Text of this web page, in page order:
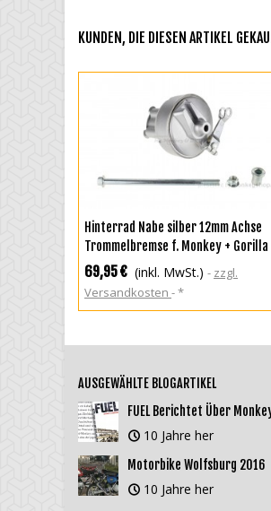
KUNDEN, DIE DIESEN ARTIKEL
IN DEN WARENKORB
Hinterrad Nabe silber 12mm Achse
Trommelbremse f. Monkey + Gorilla
69,95 € (inkl. MwSt.)
zzgl.
Versandkosten
*
AUSGEWÄHLTE BLOGARTIKEL
FUEL Berichtet Über
10 Jahre her
Motorbike Wolfsburg 2016
10 Jahre her